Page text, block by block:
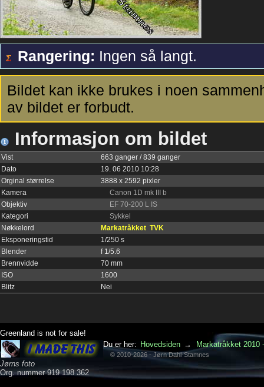
Rangering: Ingen så langt.
Bildet kan ikke brukes i noen
av bildet er forbudt.
Informasjon om bildet
Vist
663 ganger / 839 ganger
Dato
19. 06 2010 10:28
Orginal størrelse
3888 x 2592 pixler
Kamera
Canon 1D mk III b
Objektiv
EF 70-200 L IS
Kategori
Sykkel
Nøkkelord
Markatråkket TVK
Eksponeringstid
1/250 s
Blender
f 1/5.6
Brennvidde
70 mm
ISO
1600
Blitz
Nei
Greenland is not for sale!
Jørns foto
Org. nummer 919 198 362
Du er her: Hovedsiden → Markatråkket 2010
© 2010-2026 - Jørn Dahl-Stamnes